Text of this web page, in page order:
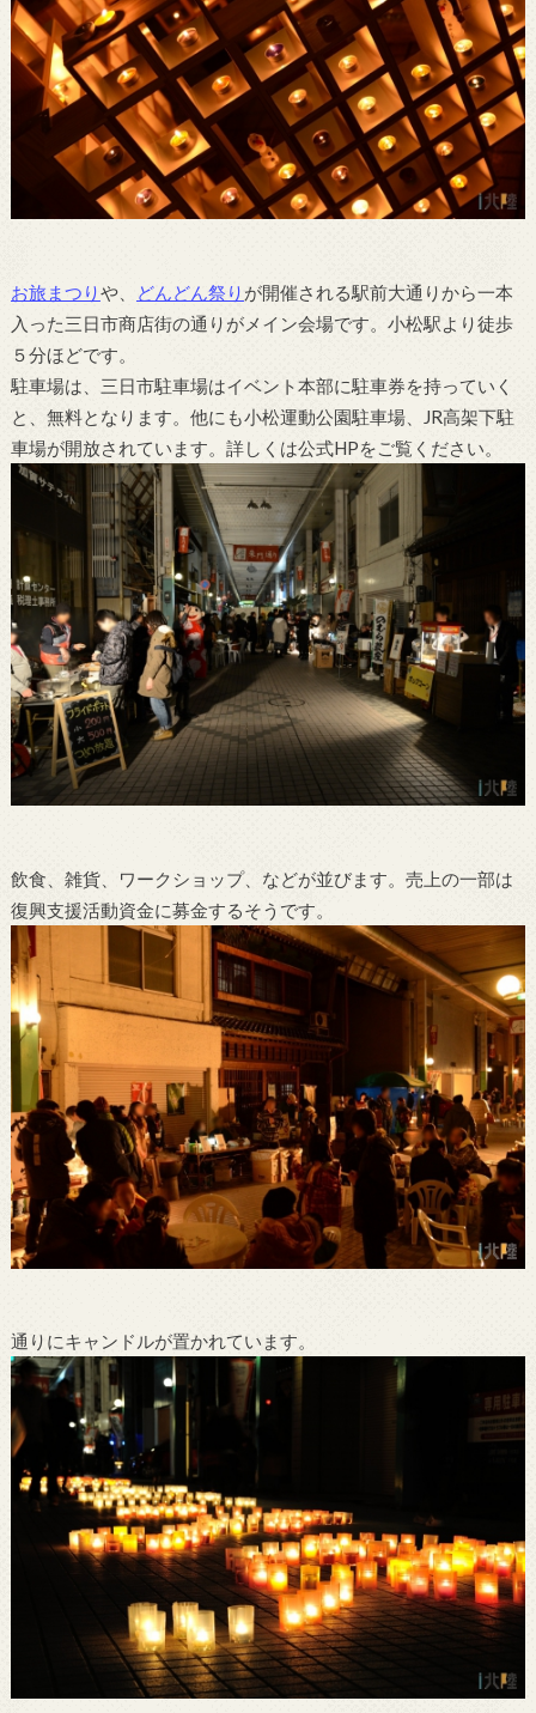
お旅まつりや、 どんどん祭り が開催される駅前大通りから一本
入った三日市商店街の通りがメイン会場です。小松駅より徒歩
５分ほどです。
駐車場は、三日市駐車場はイベント本部に駐車券を持っていく
と、無料となります。他にも小松運動公園駐車場、JR高架下駐
車場が開放されています。詳しくは公式HPをご覧ください。
飲食、雑貨、ワークショップ、などが並びます。売上の一部は
復興支援活動資金に募金するそうです。
通りにキャンドルが置かれています。